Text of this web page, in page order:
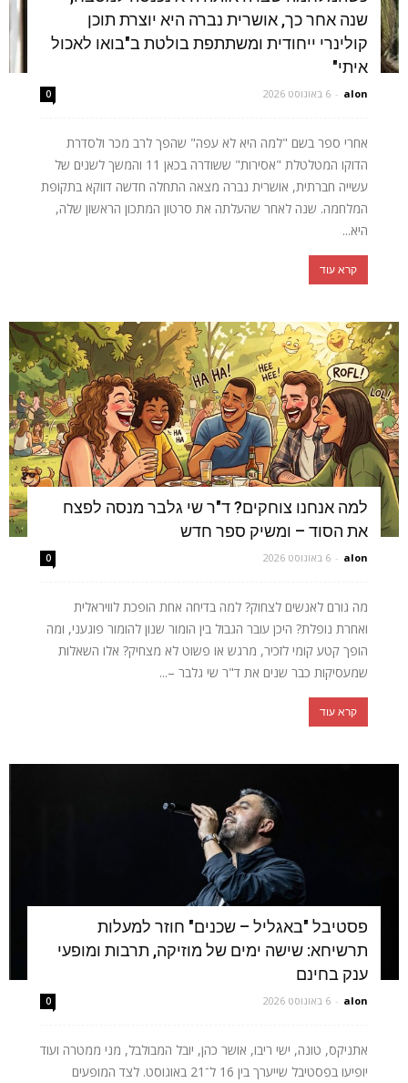
שנה אחר כך, אושרית נברה היא יוצרת תוכן
קולינרי ייחודית ומשתתפת בולטת ב"בואו לאכול
איתי"
alon
- 6 באוגוסט 2026 0
אחרי ספר בשם "למה היא לא עפה" שהפך לרב מכר ולסדרת
הדוקו המטלטלת "אסירות" ששודרה בכאן 11 והמשך לשנים של
עשייה חברתית, אושרית נברה מצאה התחלה חדשה דווקא בתקופת
המלחמה. שנה לאחר שהעלתה את סרטון המתכון הראשון שלה,
היא...
קרא עוד
למה אנחנו צוחקים? ד"ר שי גלבר מנסה לפצח
את הסוד – ומשיק ספר חדש
alon
- 6 באוגוסט 2026 0
מה גורם לאנשים לצחוק? למה בדיחה אחת הופכת לוויראלית
ואחרת נופלת? היכן עובר הגבול בין הומור שנון להומור פוגעני, ומה
הופך קטע קומי לזכיר, מרגש או פשוט לא מצחיק? אלו השאלות
שמעסיקות כבר שנים את ד"ר שי גלבר –...
קרא עוד
פסטיבל "באגליל – שכנים" חוזר למעלות
תרשיחא: שישה ימים של מוזיקה, תרבות ומופעי
ענק בחינם
alon
- 6 באוגוסט 2026 0
אתניקס, טונה, ישי ריבו, אושר כהן, יובל המבולבל, מני ממטרה ועוד
יופיעו בפסטיבל שייערך בין 16 ל־21 באוגוסט. לצד המופעים